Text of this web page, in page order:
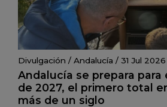
Divulgación / Andalucía / 31 Jul 2026
Andalucía se prepara para
de 2027, el primero total
más de un siglo